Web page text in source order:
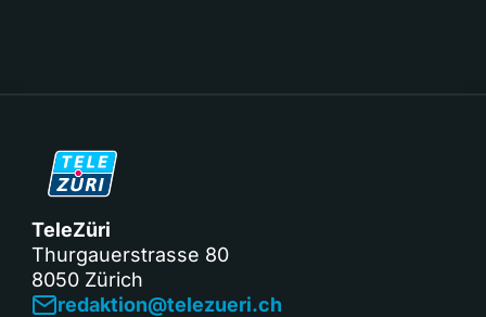
TeleZüri
Thurgauerstrasse 80
8050 Zürich
redaktion@telezueri.ch